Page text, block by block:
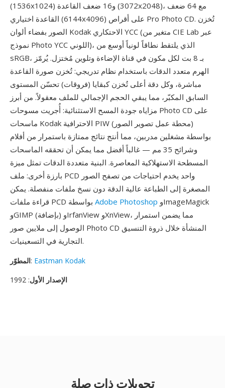
(1536x1024) و16 ضعف القاعدة (3072x2048)، مع 64 ضعف
القاعدة اختياري (6144x4096) على أقراص Pro Photo CD. تُخزن
الصور بفضاء ألوان Kodak الاحتكاري YCC (متغير من CIE Lab عبر
نموذج Photo YCC اللوني)، الذي يلتقط نطاقاً لونياً أوسع من
sRGB، بـ 8 بت لكل مكون في قناة الإضاءة وتلوين مُختزل. يُرمّز
الهرم متعدد الدقات باستخدام نظام تدريجي: تُخزن صورة القاعدة
مباشرة، وكل دقة أعلى تُخزن كبقايا (فروقات) تحسّن المستوى
السابق المكبّر، مما يبقي الحجم الإجمالي للملف معقولاً. من أبرز
مزاياه جودة المسح الاستثنائية: أُجريت مسوحات Photo CD على
ماسحات Kodak الاحترافية PIW (محطة عمل تصوير الصور)
بواسطة مشغلين مدربين، مما أنتج نتائج ممتازة باستمرار من أفلام
وشرائح 35 مم — غالباً أفضل مما يمكن أن تحققه الماسحات
المسطحة الاستهلاكية المعاصرة. البنية متعددة الدقات تمثل ميزة
بارزة أخرى: ملف PCD واحد يخدم احتياجات من تصفح الصور
المصغرة إلى الطباعة عالية الدقة دون نسخ ملفات منفصلة. يمكن
Adobe Photoshop
وGIMP (بإضافة) وIrfanView وXnView، مما يضمن استمرار
الوصول إلى ملايين صور Photo CD المنشأة خلال ذروة التنسيق
التجارية في التسعينيات.
المطوّر: Eastman Kodak
الإصدار الأول: 1992
تحويلات ذات صلة